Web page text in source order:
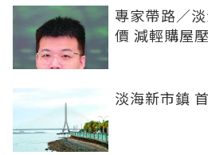
專家帶路／
價 減輕購屋
淡海新市鎮